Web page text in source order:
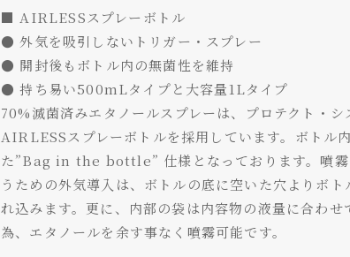
■ AIRLESSスプレーボトル
● 外気を吸引しないトリガー・スプレー
● 開封後もボトル内の無菌性を維持
● 持ち易い500mLタイプと大容量1Lタイプ
70%滅菌済みエタノールスプレーは、プロテクト・シ
AIRLESSスプレーボトルを採用しています。ボトル
た”Bag in the bottle” 仕様となっております。噴霧
うための外気導入は、ボトルの底に空いた穴よりボト
れ込みます。更に、内部の袋は内容物の液量に合わせ
為、エタノールを余す事なく噴霧可能です。